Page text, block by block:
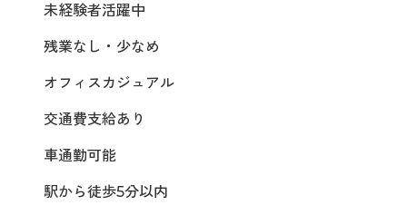
未経験者活躍中
残業なし・少なめ
オフィスカジュアル
交通費支給あり
車通勤可能
駅から徒歩5分以内